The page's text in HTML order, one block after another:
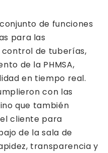
de funciones
para las
de tuberías,
de la PHMSA,
en tiempo real.
con las
que también
cliente para
de la sala de
transparencia y